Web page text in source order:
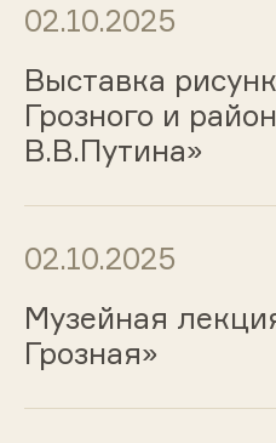
02.10.2025
Выставка
Грозного и
В.В.Путина»
02.10.2025
Музейная
Грозная»